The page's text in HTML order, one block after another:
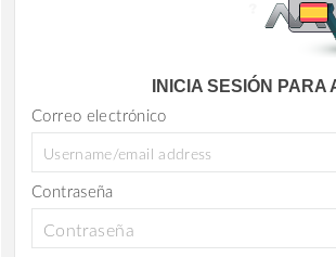
INICIA SESIÓN
Correo electrónico
Contraseña